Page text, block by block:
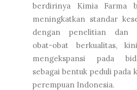
berdirinya Kimia Farma
meningkatkan standar
dengan penelitian dan
obat-obat berkualitas,
mengekspansi pada
sebagai bentuk peduli pada
perempuan Indonesia.